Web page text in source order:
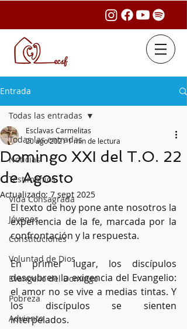
Entrada
Todas las entradas
Noticias
Testimonios
Vida Consagrada
Jóvenes
Constituciones
Voluntad de Dios
Evangelio del Domingo
Pobreza
Adviento
Todas las entradas
Domingo XXI del T.O. 22
de Agosto
Esclavas Carmelitas
20 ago 2021 1 min de lectura
Actualizado: 7 sept 2025
El texto de hoy pone ante nosotros la
experiencia de la fe, marcada por la
confrontación y la respuesta.
En primer lugar, los discípulos
descubren la exigencia del Evangelio:
el amor no se vive a medias tintas. Y
los discípulos se sienten
interpelados.